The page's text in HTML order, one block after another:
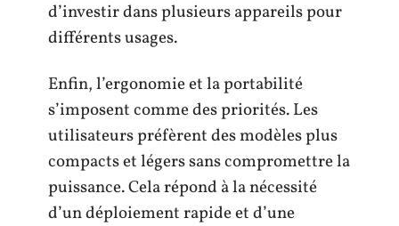
d’investir dans plusieurs appareils pour
différents usages.
Enfin, l’ergonomie et la portabilité
s’imposent comme des priorités. Les
utilisateurs préfèrent des modèles plus
compacts et légers sans compromettre la
puissance. Cela répond à la nécessité
d’un déploiement rapide et d’une